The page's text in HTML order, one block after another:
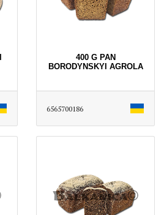
400 G PAN
BORODYNSKYI AGROLA
6565700186